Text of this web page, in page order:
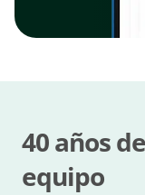
40 años
equipo